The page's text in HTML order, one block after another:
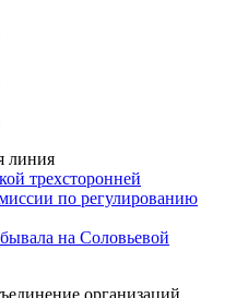
трехсторонней
по регулированию
на Соловьевой
организаций